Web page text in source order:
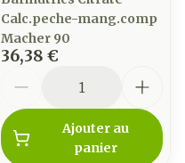
Calc.peche-mang.comp
Macher 90
36,38 €
Ajouter au
panier